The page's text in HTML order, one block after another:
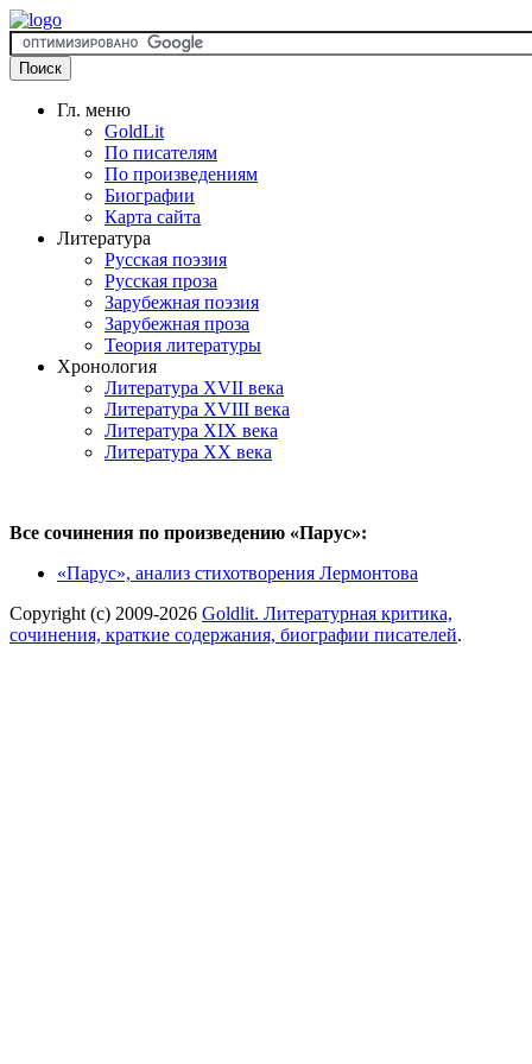
Гл. меню
GoldLit
По писателям
По произведениям
Биографии
Карта сайта
Литература
Русская поэзия
Русская проза
Зарубежная поэзия
Зарубежная проза
Теория литературы
Хронология
Литература XVII века
Литература XVIII века
Литература XIX века
Литература XX века
Все сочинения по произведению «Парус»:
«Парус», анализ стихотворения Лермонтова
Copyright (c) 2009-2026 Goldlit. Литературная критика,
сочинения, краткие содержания, биографии писателей.